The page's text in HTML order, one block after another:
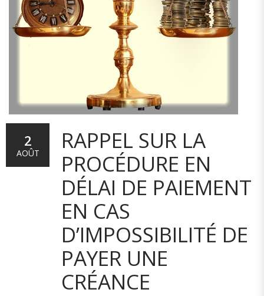
RAPPEL SUR LA
PROCÉDURE EN
DÉLAI DE PAIEMENT
EN CAS
D’IMPOSSIBILITÉ DE
PAYER UNE
CRÉANCE
2
AOÛT